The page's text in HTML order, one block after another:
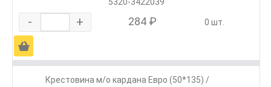
- + 284 ₽ 0 шт.
Ä
Крестовина м/о кардана Евро (50*135) /